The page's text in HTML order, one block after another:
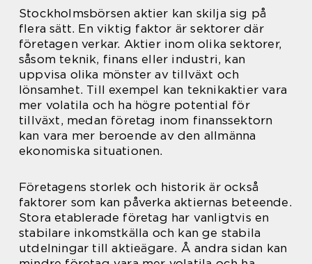
Stockholmsbörsen aktier kan skilja sig på
flera sätt. En viktig faktor är sektorer där
företagen verkar. Aktier inom olika sektorer,
såsom teknik, finans eller industri, kan
uppvisa olika mönster av tillväxt och
lönsamhet. Till exempel kan teknikaktier vara
mer volatila och ha högre potential för
tillväxt, medan företag inom finanssektorn
kan vara mer beroende av den allmänna
ekonomiska situationen.
Företagens storlek och historik är också
faktorer som kan påverka aktiernas beteende.
Stora etablerade företag har vanligtvis en
stabilare inkomstkälla och kan ge stabila
utdelningar till aktieägare. Å andra sidan kan